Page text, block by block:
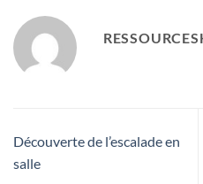
Découverte de l’escalade en
salle